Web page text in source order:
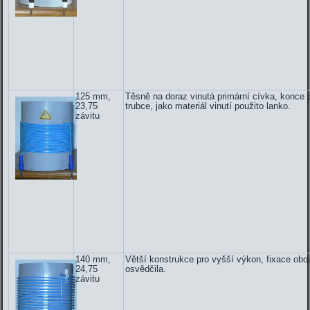
125 mm,
23,75
závitu
Těsně na doraz vinutá primární cívka, konce
trubce, jako materiál vinutí použito lanko.
140 mm,
24,75
závitu
Větší konstrukce pro vyšší výkon, fixace
osvědčila.